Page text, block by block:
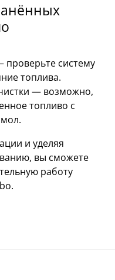
систему
топлива.
— возможно,
топливо с
и уделяя
вы сможете
работу